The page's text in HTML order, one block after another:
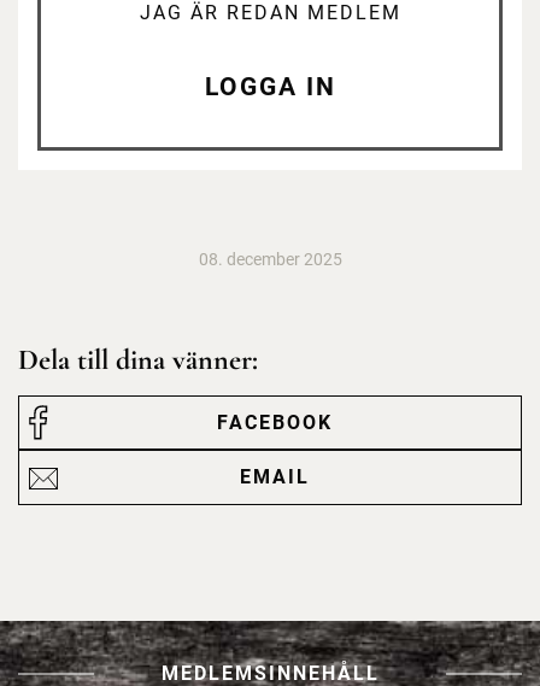
JAG ÄR REDAN MEDLEM
LOGGA IN
08. december 2025
Dela till dina vänner:
FACEBOOK
EMAIL
MEDLEMSINNEHÅLL